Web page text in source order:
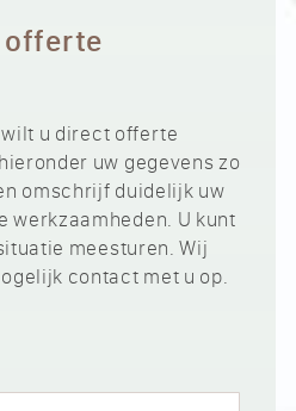
offerte
u direct offerte
uw gegevens zo
omschrijf duidelijk uw
werkzaamheden. U kunt
meesturen. Wij
contact met u op.